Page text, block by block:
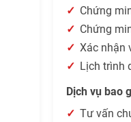
Chứng
Chứng
Xác nhận
Lịch trình
Dịch vụ bao
Tư vấn